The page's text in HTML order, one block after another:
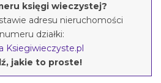
księgi wieczystej?
adresu nieruchomości
działki:
Ksiegiwieczyste.pl
jakie to proste!